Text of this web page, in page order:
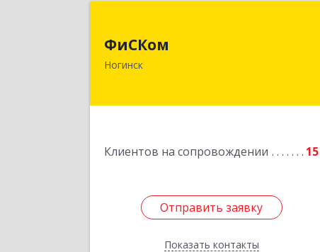
ФиСКом
Ногинск
Клиентов на сопровождении 15
Отправить заявку
Показать контакты
Подробнее
Отправить заявку
Назад